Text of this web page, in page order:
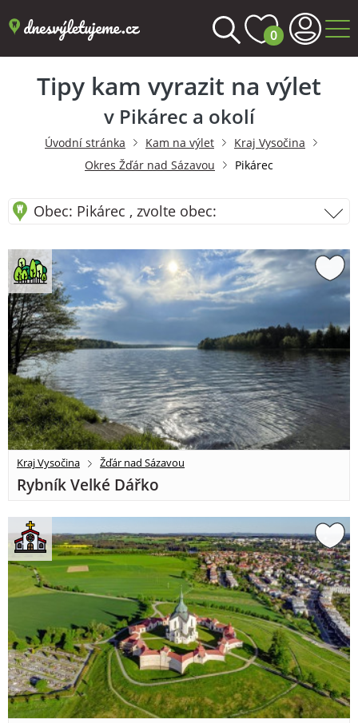
0
Tipy kam vyrazit na výlet
v Pikárec a okolí
Úvodní stránka Kam na výlet
Kraj Vysočina
Okres Žďár nad Sázavou
Pikárec
Obec: Pikárec , zvolte obec:
Kraj Vysočina Žďár nad Sázavou
Rybník Velké Dářko